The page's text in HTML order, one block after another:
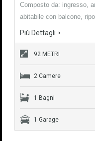
Composto da: ingresso,
abitabile con balcone,
Più Dettagli
92 METRI
2 Camere
1 Bagni
1 Garage